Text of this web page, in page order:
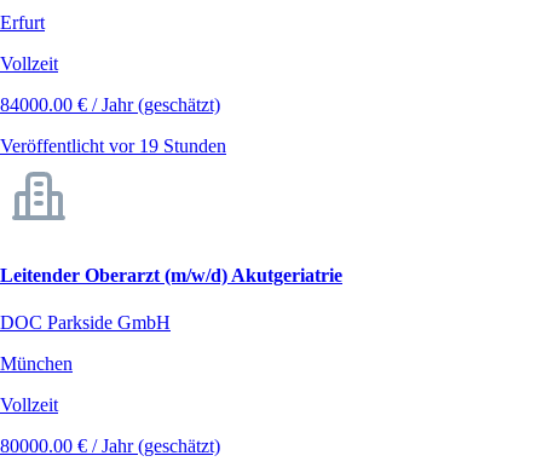
Erfurt
Vollzeit
84000.00 € / Jahr (geschätzt)
Veröffentlicht vor 19 Stunden
Leitender Oberarzt (m/w/d) Akutgeriatrie
DOC Parkside GmbH
München
Vollzeit
80000.00 € / Jahr (geschätzt)